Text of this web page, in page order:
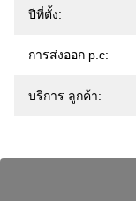
ปีที่ตั้ง:
การส่งออก p.c:
บริการ ลูกค้า: